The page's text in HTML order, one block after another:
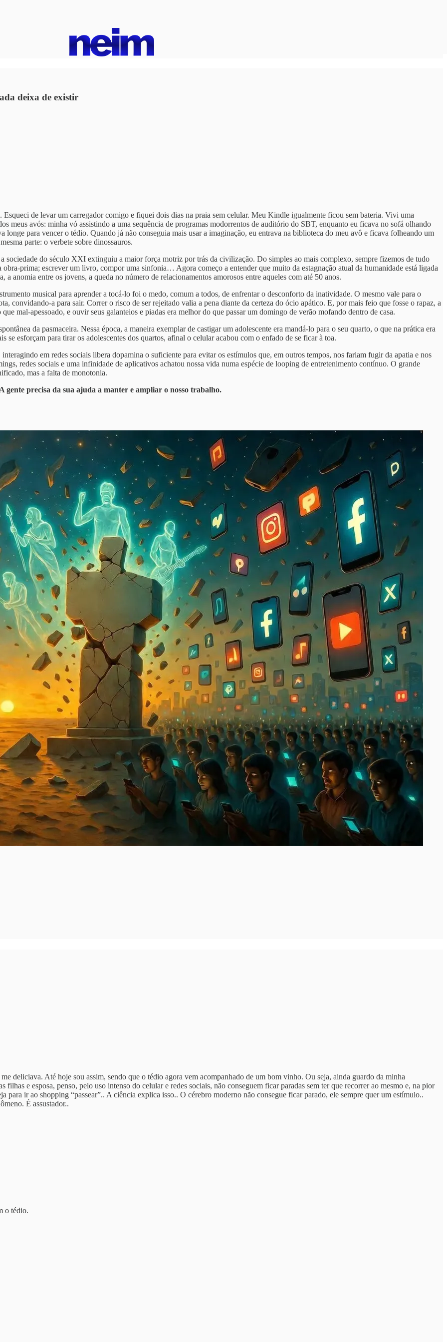
deixa de existir
Esqueci de levar um carregador comigo e fiquei dois dias na praia sem celular. Meu Kindle igualmente ficou sem bateria. Vivi uma
meus avós: minha vó assistindo a uma sequência de programas modorrentos de auditório do SBT, enquanto eu ficava no sofá olhando
longe para vencer o tédio. Quando já não conseguia mais usar a imaginação, eu entrava na biblioteca do meu avô e ficava folheando um
parte: o verbete sobre dinossauros.
sociedade do século XXI extinguiu a maior força motriz por trás da civilização. Do simples ao mais complexo, sempre fizemos de tudo
prima; escrever um livro, compor uma sinfonia… Agora começo a entender que muito da estagnação atual da humanidade está ligada
anomia entre os jovens, a queda no número de relacionamentos amorosos entre aqueles com até 50 anos.
musical para aprender a tocá-lo foi o medo, comum a todos, de enfrentar o desconforto da inatividade. O mesmo vale para o
convidando-a para sair. Correr o risco de ser rejeitado valia a pena diante da certeza do ócio apático. E, por mais feio que fosse o rapaz, a
mal-apessoado, e ouvir seus galanteios e piadas era melhor do que passar um domingo de verão mofando dentro de casa.
da pasmaceira. Nessa época, a maneira exemplar de castigar um adolescente era mandá-lo para o seu quarto, o que na prática era
se esforçam para tirar os adolescentes dos quartos, afinal o celular acabou com o enfado de se ficar à toa.
em redes sociais libera dopamina o suficiente para evitar os estímulos que, em outros tempos, nos fariam fugir da apatia e nos
redes sociais e uma infinidade de aplicativos achatou nossa vida numa espécie de looping de entretenimento contínuo. O grande
mas a falta de monotonia.
gente precisa da sua ajuda a manter e ampliar o nosso trabalho.
deliciava. Até hoje sou assim, sendo que o tédio agora vem acompanhado de um bom vinho. Ou seja, ainda guardo da minha
e esposa, penso, pelo uso intenso do celular e redes sociais, não conseguem ficar paradas sem ter que recorrer ao mesmo e, na pior
para ir ao shopping “passear”.. A ciência explica isso.. O cérebro moderno não consegue ficar parado, ele sempre quer um estímulo..
É assustador..
o tédio.